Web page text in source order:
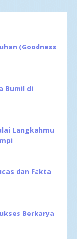
(Goodness
Bumil di
Langkahmu
dan Fakta
Berkarya